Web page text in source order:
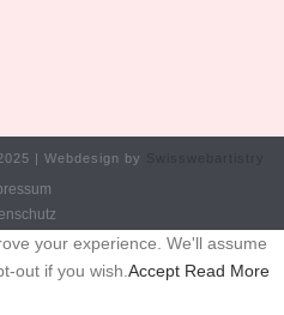
| Webdesign by Swisswebartistry
your experience. We'll assume
out if you wish. Accept Read More